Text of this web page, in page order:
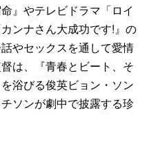
』やテレビドラマ「ロイ
ンナさん大成功です!』の
やセックスを通して愛情
は、『青春とビート、そ
浴びる俊英ビョン・ソン
ソンが劇中で披露する珍